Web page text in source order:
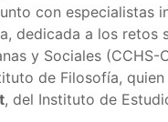
con
dedicada a los retos
y Sociales
de Filosofía,
, del Instituto de